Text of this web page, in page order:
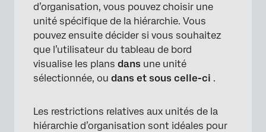
d’organisation, vous pouvez choisir une
unité spécifique de la hiérarchie. Vous
pouvez ensuite décider si vous souhaitez
que l’utilisateur du tableau de bord
visualise les plans dans une unité
sélectionnée, ou dans et sous celle-ci .
Les restrictions relatives aux unités de la
hiérarchie d’organisation sont idéales pour